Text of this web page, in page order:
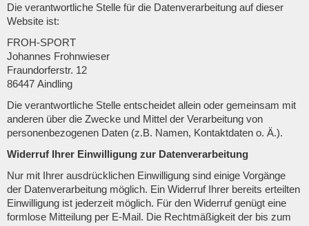
Die verantwortliche Stelle für die Datenverarbeitung auf dieser
Website ist:
FROH-SPORT
Johannes Frohnwieser
Fraundorferstr. 12
86447 Aindling
Die verantwortliche Stelle entscheidet allein oder gemeinsam mit
anderen über die Zwecke und Mittel der Verarbeitung von
personenbezogenen Daten (z.B. Namen, Kontaktdaten o. Ä.).
Widerruf Ihrer Einwilligung zur Datenverarbeitung
Nur mit Ihrer ausdrücklichen Einwilligung sind einige Vorgänge
der Datenverarbeitung möglich. Ein Widerruf Ihrer bereits erteilten
Einwilligung ist jederzeit möglich. Für den Widerruf genügt eine
formlose Mitteilung per E-Mail. Die Rechtmäßigkeit der bis zum